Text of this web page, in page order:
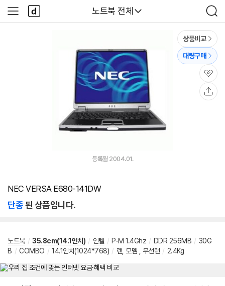
다나와
노트북 전체
검
색
사
이
다
나
와
상품비교
대량구매
관
심
등록월 2004.01.
NEC VERSA E680-141DW
단종된 상품입니다.
노트북 / 35.8cm(14.1인치) / 인텔 / P-M 1.4Ghz / DDR 256MB / 30G
B / COMBO / 14.1인치(1024*768) / 랜, 모뎀 , 무선랜 / 2.4Kg